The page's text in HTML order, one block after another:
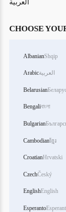
العربية
CHOOSE
AlbanianShqip
Arabicالعربية
Belarusian
Bengaliবাংলা
Bulgarian
Cambodianខ្មែរ
CroatianHrvatski
CzechČeský
EnglishEnglish
Esperanto